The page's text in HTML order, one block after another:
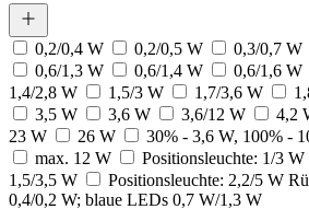
0,2/0,4 W 0,2/0,5 W 0,3/0,7 W
0,6/1,3 W
0,6/1,4 W 0,6/1,6 W
1,4/2,8 W
1,5/3 W 1,7/3,6 W
3,5 W
3,6 W 3,6/12 W 4,2
23 W
26 W 30% - 3,6 W, 100% -
max. 12 W
Positionsleuchte: 1/3
1,5/3,5 W
Positionsleuchte: 2,2/5 W
0,4/0,2 W; blaue LEDs 0,7 W/1,3 W